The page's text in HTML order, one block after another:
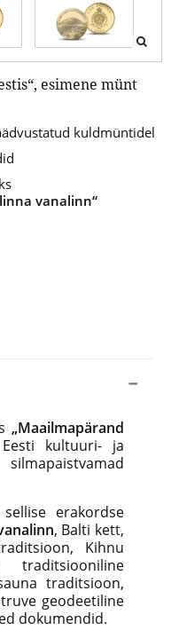
esimene münt
kuldmüntidel
vanalinn“
„Maailmapärand
kultuuri- ja
erakordse
, Balti kett,
Kihnu
traditsiooniline
traditsioon,
geodeetiline
dokumendid.